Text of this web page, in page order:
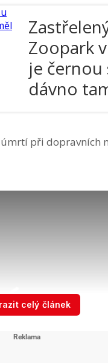
Zoopark
je černou
dávno
při dopravních
celý článek